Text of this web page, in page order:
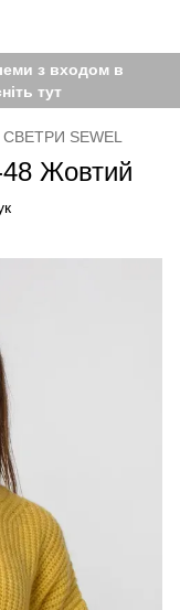
з входом в
тут
СВЕТРИ SEWEL
Жовтий